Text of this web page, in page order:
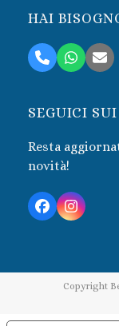
HAI
Telefono
SEGUICI
Resta
novità!
Facebook
Copyright